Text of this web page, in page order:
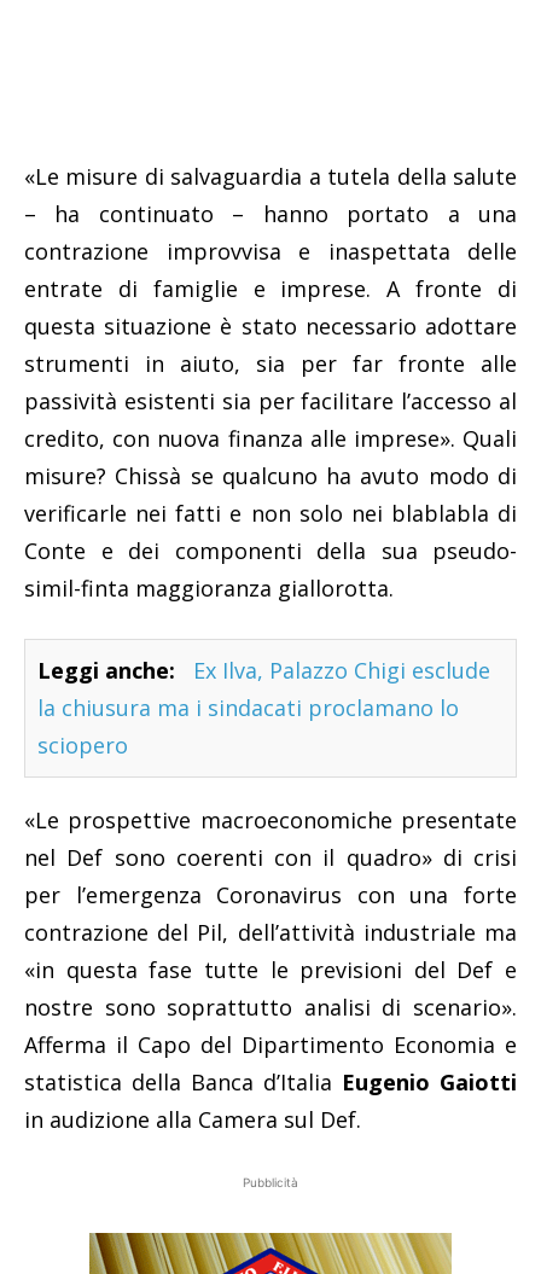
«Le misure di salvaguardia a tutela della salute
– ha continuato – hanno portato a una
contrazione improvvisa e inaspettata delle
entrate di famiglie e imprese. A fronte di
questa situazione è stato necessario adottare
strumenti in aiuto, sia per far fronte alle
passività esistenti sia per facilitare l’accesso al
credito, con nuova finanza alle imprese». Quali
misure? Chissà se qualcuno ha avuto modo di
verificarle nei fatti e non solo nei blablabla di
Conte e dei componenti della sua pseudo-
simil-finta maggioranza giallorotta.
Leggi anche:
Ex Ilva, Palazzo Chigi esclude
la chiusura ma i sindacati proclamano lo
sciopero
«Le prospettive macroeconomiche presentate
nel Def sono coerenti con il quadro» di crisi
per l’emergenza Coronavirus con una forte
contrazione del Pil, dell’attività industriale ma
«in questa fase tutte le previsioni del Def e
nostre sono soprattutto analisi di scenario».
Afferma il Capo del Dipartimento Economia e
statistica della Banca d’Italia Eugenio Gaiotti
in audizione alla Camera sul Def.
Pubblicità